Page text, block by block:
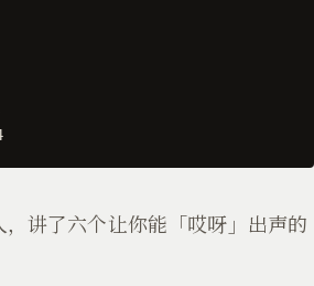
讲了六个让你能「哎呀」出声的